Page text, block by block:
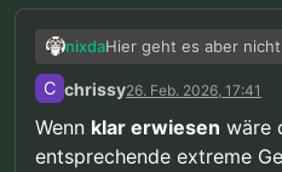
nixdaHier geht es aber
um Rechte. Ich würde
Menschen, die sich
Übergriffe begangen
irgendwelcher
und damit in
C chrissy26. Feb. 2026, 17:41
Wenn klar erwiesen wäre
entsprechende extreme